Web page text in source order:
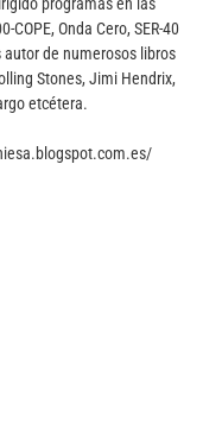
Onda Cero, SER-40
autor de numerosos libros
Stones, Jimi Hendrix,
etcétera.